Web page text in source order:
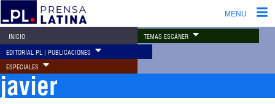
MENU
INICIO TEMAS ESCÁNER
EDITORIAL PL | PUBLICACIONES
ESPECIALES
javier